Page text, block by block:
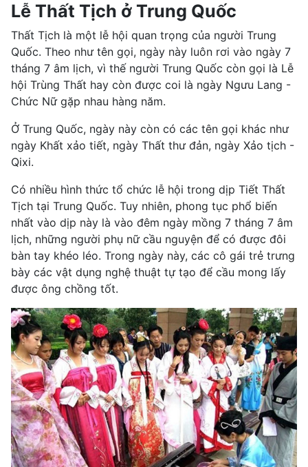
Lễ Thất Tịch ở Trung Quốc
Thất Tịch là một lễ hội quan trọng của người Trung
Quốc. Theo như tên gọi, ngày này luôn rơi vào ngày 7
tháng 7 âm lịch, vì thế người Trung Quốc còn gọi là Lễ
hội Trùng Thất hay còn được coi là ngày Ngưu Lang -
Chức Nữ gặp nhau hàng năm.
Ở Trung Quốc, ngày này còn có các tên gọi khác như
ngày Khất xảo tiết, ngày Thất thư đản, ngày Xảo tịch -
Qixi.
Có nhiều hình thức tổ chức lễ hội trong dịp Tiết Thất
Tịch tại Trung Quốc. Tuy nhiên, phong tục phổ biến
nhất vào dịp này là vào đêm ngày mồng 7 tháng 7 âm
lịch, những người phụ nữ cầu nguyện để có được đôi
bàn tay khéo léo. Trong ngày này, các cô gái trẻ trưng
bày các vật dụng nghệ thuật tự tạo để cầu mong lấy
được ông chồng tốt.